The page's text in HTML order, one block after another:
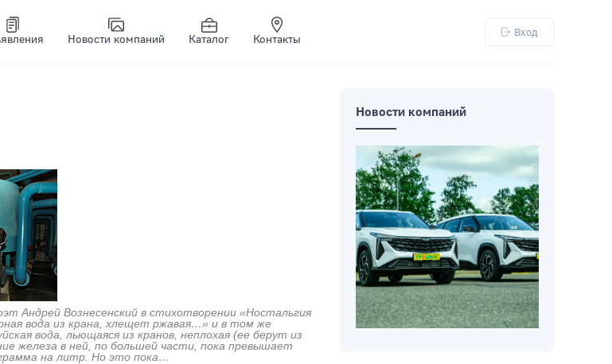
Новости компаний Каталог Контакты
Вход
Андрей Вознесенский в стихотворении «Ностальгия
вода из крана, хлещет ржавая…» и в том же
вода, льющаяся из кранов, неплохая (ее берут из
железа в ней, по большей части, пока превышает
на литр. Но это пока…
Новости компаний